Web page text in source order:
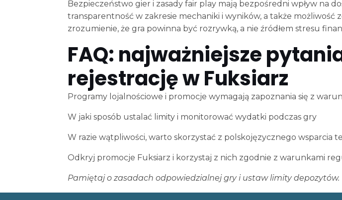
Bezpieczeństwo gier i zasady fair play mają bezpośredni wpływ na
transparentność w zakresie mechaniki i wyników, a także możliwość
zrozumienie, że gra powinna być rozrywką, a nie źródłem stresu
FAQ: najważniejsze
rejestrację w Fuksiarz
Programy lojalnościowe i promocje wymagają zapoznania się z
W jaki sposób ustalać limity i monitorować wydatki podczas gry
W razie wątpliwości, warto skorzystać z polskojęzycznego wsparcia
Odkryj promocje Fuksiarz i korzystaj z nich zgodnie z warunkami
Pamiętaj o zasadach odpowiedzialnej gry i ustaw limity depozytów.